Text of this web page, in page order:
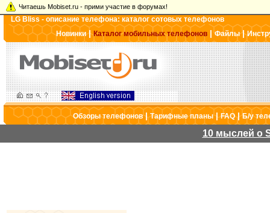
Читаешь Mobiset.ru - прими участие в форумах!
LG Bliss - описание телефона: каталог сотовых телефонов
Новинки|Каталог мобильных телефонов |Файлы|
Обзоры телефонов|Тарифные планы|FAQ|Б/у
10 мыслей о